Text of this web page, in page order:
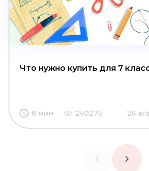
Что нужно купить для 7
8 мин 240275 26